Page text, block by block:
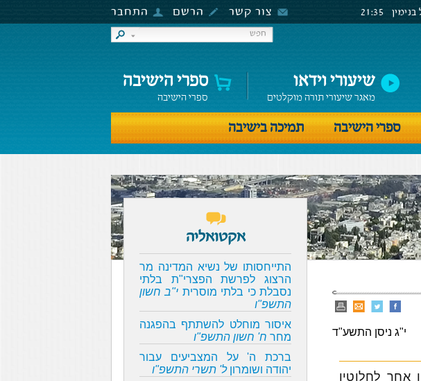
בנימין צור קשר הרשם התחבר
שיעורי וידאו
מאגר שיעורי תורה מוקלטים
ספרי הישיבה
ספרי הישיבה
ספרי הישיבה
תמיכה בישיבה
י"ג ניסן התשע"ד
אחר לחלוטין
אקטואליה
התייחסותו של נשיא המדינה מר
הרצוג לפרשת הפצרי"ת בלתי
נסבלת כי בלתי מוסרית י"ב חשון
התשפ"ו
איסור מוחלט להשתתף בהפגנה
מחר ח' חשון התשפ"ו
ברכת ה' על המצביעים עבור
יהודה ושומרון ל' תשרי התשפ"ו